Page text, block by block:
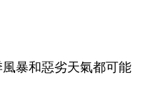
暴和惡劣天氣都可能